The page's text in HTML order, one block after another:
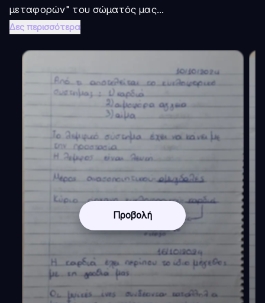
μεταφορών" του σώματός μας...
Δες περισσότερα
Προβολή